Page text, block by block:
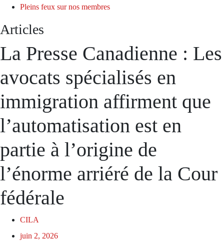
Pleins feux sur nos membres
Articles
La Presse Canadienne : Les
avocats spécialisés en
immigration affirment que
l’automatisation est en
partie à l’origine de
l’énorme arriéré de la Cour
fédérale
CILA
juin 2, 2026